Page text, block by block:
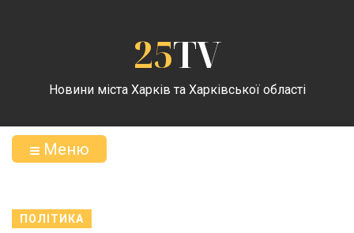
25TV
Новини міста Харків та Харківської області
Меню
ПОЛІТИКА